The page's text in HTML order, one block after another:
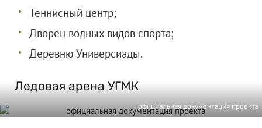
Теннисный центр;
Дворец водных видов спорта;
Деревню Универсиады.
Ледовая арена УГМК
официальная документация проекта